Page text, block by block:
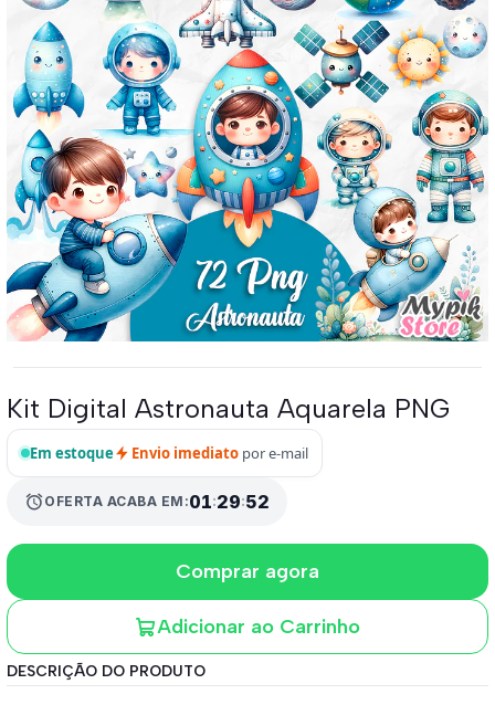
Kit Digital Astronauta Aquarela PNG
Em estoque Envio imediato por e-mail
alarmOFERTA ACABA EM:01:29:51
Adicionar ao Carrinho
Comprar agora
DESCRIÇÃO DO PRODUTO